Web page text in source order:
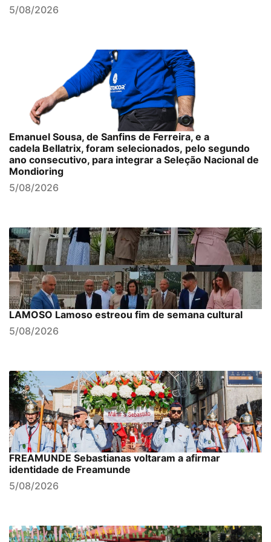
5/08/2026
Emanuel Sousa, de Sanfins de Ferreira, e a
cadela Bellatrix, foram selecionados, pelo segundo
ano consecutivo, para integrar a Seleção Nacional de
Mondioring
5/08/2026
LAMOSO Lamoso estreou fim de semana cultural
5/08/2026
FREAMUNDE Sebastianas voltaram a afirmar
identidade de Freamunde
5/08/2026